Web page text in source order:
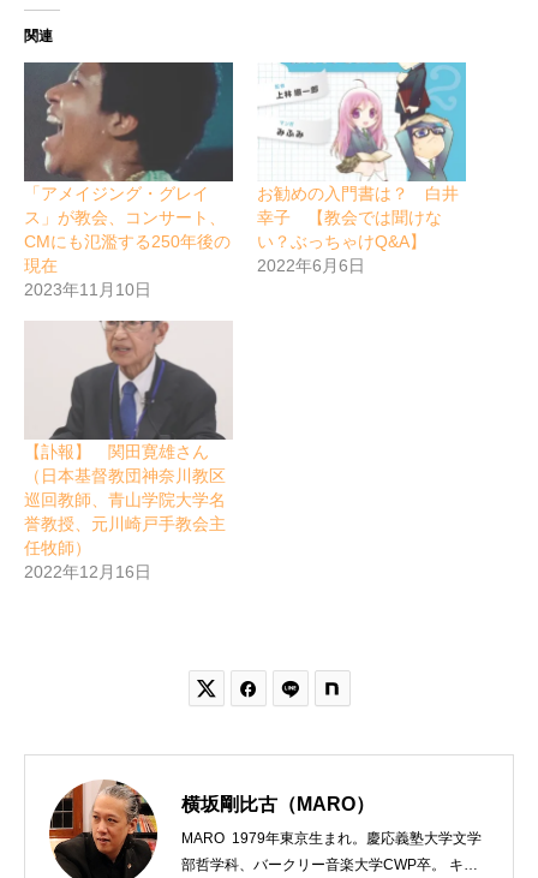
関連
「アメイジング・グレイ
ス」が教会、コンサート、
CMにも氾濫する250年後の
現在
2023年11月10日
お勧めの入門書は？ 白井
幸子 【教会では聞けな
い？ぶっちゃけQ&A】
2022年6月6日
【訃報】 関田寛雄さん
（日本基督教団神奈川教区
巡回教師、青山学院大学名
誉教授、元川崎戸手教会主
任牧師）
2022年12月16日
 
横坂剛比古（MARO）
MARO 1979年東京生まれ。慶応義塾大学文学
部哲学科、バークリー音楽大学CWP卒。 キリ